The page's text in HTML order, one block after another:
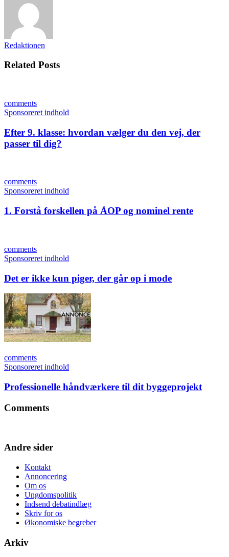
Redaktionen
Related Posts
comments
Sponsoreret indhold
Efter 9. klasse: hvordan vælger du den vej, der
passer til dig?
comments
Sponsoreret indhold
1. Forstå forskellen på ÅOP og nominel rente
comments
Sponsoreret indhold
Det er ikke kun piger, der går op i mode
comments
Sponsoreret indhold
Professionelle håndværkere til dit byggeprojekt
Comments
Andre sider
Kontakt
Annoncering
Om os
Ungdomspolitik
Indsend debatindlæg
Skriv for os
Økonomiske begreber
Arkiv